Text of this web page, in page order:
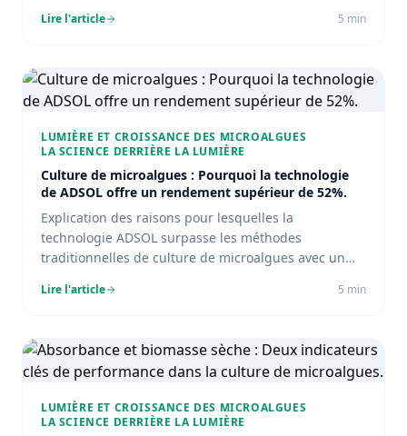
Lire l'article 5 min
LUMIÈRE ET CROISSANCE DES MICROALGUES
LA SCIENCE DERRIÈRE LA LUMIÈRE
Culture de microalgues : Pourquoi la technologie
de ADSOL offre un rendement supérieur de 52%.
Explication des raisons pour lesquelles la
technologie ADSOL surpasse les méthodes
traditionnelles de culture de microalgues avec un
Lire l'article 5 min
LUMIÈRE ET CROISSANCE DES MICROALGUES
LA SCIENCE DERRIÈRE LA LUMIÈRE